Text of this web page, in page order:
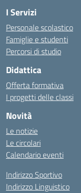
I Servizi
Personale scolastico
Famiglie e studenti
Percorsi di studio
Didattica
Offerta formativa
I progetti delle classi
Novità
Le notizie
Le circolari
Calendario eventi
Indirizzo Sportivo
Indirizzo Linguistico